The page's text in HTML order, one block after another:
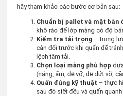
hãy tham khảo các bước cơ bản sau:
Chuẩn bị pallet và mặt bàn
khô ráo để lớp màng có độ
Kiểm tra tải trọng – trọng
cân đối trước khi quấn để
lệch tâm tải.
Chọn loại màng phù hợp
(nặng, ẩm, dễ vỡ, dễ đứt vỡ,
Quấn đúng kỹ thuật – thực
sau đó siết đều và quấn